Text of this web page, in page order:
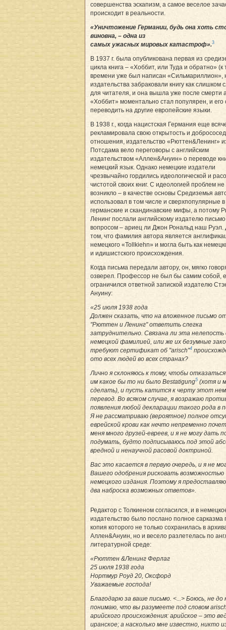
совершенства эскапизм, а самое веселое
происходит в реальности.
«Уничтожение Германии, будь она хоть
виновна, – одна из
самых ужасных мировых катастроф».3
В 1937 г. была опубликована первая из
цикла книга – «Хоббит, или Туда и обратно» (к
времени уже был написан «Сильмариллион»,
издательства забраковали книгу как слишком
для читателя, и она вышла уже после смерти
«Хоббит» моментально стал популярен, и его
переводить на другие европейские языки.
В 1938 г., когда нацистская Германия еще
рекламировала свою открытость и
отношения, издательство «Рюттен&Ленинг»
Потсдама вело переговоры с английским
издательством «Аллен&Ануин» о переводе
немецкий язык. Однако немецкие издатели
чрезвычайно гордились идеологической и
чистотой своих книг. С идеологией проблем не
возникло – в качестве основы Средиземья
использовал в том числе и сверхпопулярные
германские и скандинавские мифы, а потому
Ленинг послали английскому издателю
вопросом – ариец­ ли Джон Рональд наш Руэл.
том, что фамилия автора является
немецкого «Tollkiehn» и могла быть как
и идишистского происхождения.
Когда письма передали автору, он, мягко
озверел. Профессор не был бы самим собой,
ограничился ответной запис­кой издателю
Ануину:
«25 июля 1938 года
Должен сказать, что на вложенное письмо
"Рюттен и Ленинг" ответить слегка
затруднительно. Связана ли эта нелепость
немецкой фамилией, или же их безумные
требуют сертификат об "arisсh"4
ото всех людей во всех странах?
Лично я склоняюсь к тому, чтобы
им какое бы то ни было Bestatigung5 (хотя и
сделать), и пусть катится к черту этот
перевод. Во всяком случае, я возражаю
появления любой декларации такого рода в
Я не рассматриваю (вероятное) полное
еврейской крови как нечто непременно
меня много друзей-евреев, и я не могу дать
подумать, будто подписываюсь под этой
вредной и ненаучной расовой доктриной.
Вас это касается в первую очередь, и я не
Вашего одобрения рисковать возможностью
немецкого издания. Поэтому я
два наброска возможных ответов».
Редактор с Толкиеном согласился, и в
издательство было послано полное сарказма
копия которого не только сохранилась в
Аллен&Ануин, но и весело разлетелась по
литературной среде:
«Рюттен &Ленинг Ферлаг
25 июля 1938 года
Нортмур Роуд 20, Оксфорд
Уважаемые господа!
Благодарю за ваше письмо. <...> Боюсь, не до
понимаю, что вы разумеете под словом
арийского происхождения: арийское – это
иранское; а насколько мне известно, никто